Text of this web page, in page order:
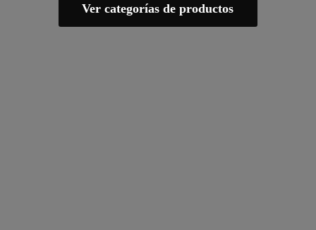
Ver categorías de productos